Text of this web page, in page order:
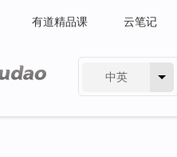
有道精品课 云笔记
中英